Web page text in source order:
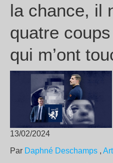
la chance, il
quatre
qui m’ont
13/02/2024
Par Daphné Deschamps ,